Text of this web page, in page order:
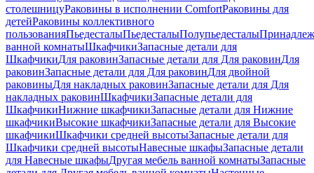
столешницуРаковины в исполнении ComfortPаковины для
детейРаковины коллективного
пользованияПьедесталыПьедесталыПолупьедесталы
ванной комнатыШкафчикиЗапасные детали для
ШкафчикиДля раковинЗапасные детали для Для раковинДля
раковинЗапасные детали для Для раковинДля двойной
раковиныДля накладных pаковинЗапасные детали для Для
накладных pаковинШкафчикиЗапасные детали для
ШкафчикиНижние шкафчикиЗапасные детали для Нижние
шкафчикиВысокие шкафчикиЗапасные детали для Высокие
шкафчикиШкафчики средней высотыЗапасные детали для
Шкафчики средней высотыНавесные шкафыЗапасные детали
для Навесные шкафыДругая мебель ванной комнатыЗапасные